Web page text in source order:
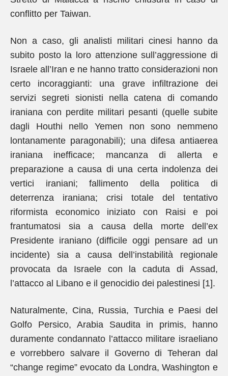
conflitto per Taiwan.
Non a caso, gli analisti militari cinesi hanno da
subito posto la loro attenzione sull’aggressione di
Israele all’Iran e ne hanno tratto considerazioni non
certo incoraggianti: una grave infiltrazione dei
servizi segreti sionisti nella catena di comando
iraniana con perdite militari pesanti (quelle subite
dagli Houthi nello Yemen non sono nemmeno
lontanamente paragonabili); una difesa antiaerea
iraniana inefficace; mancanza di allerta e
preparazione a causa di una certa indolenza dei
vertici iraniani; fallimento della politica di
deterrenza iraniana; crisi totale del tentativo
riformista economico iniziato con Raisi e poi
frantumatosi sia a causa della morte dell’ex
Presidente iraniano (difficile oggi pensare ad un
incidente) sia a causa dell’instabilità regionale
provocata da Israele con la caduta di Assad,
l’attacco al Libano e il genocidio dei palestinesi [1].
Naturalmente, Cina, Russia, Turchia e Paesi del
Golfo Persico, Arabia Saudita in primis, hanno
duramente condannato l’attacco militare israeliano
e vorrebbero salvare il Governo di Teheran dal
“change regime” evocato da Londra, Washington e